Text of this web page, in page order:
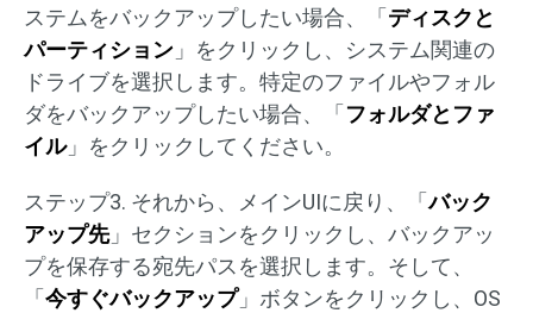
ステムをバックアップしたい場合、「 ディスクと
パーティション 」をクリックし、システム関連の
ドライブを選択します。特定のファイルやフォル
ダをバックアップしたい場合、「 フォルダとファ
イル」をクリックしてください。
ステップ3. それから、メインUIに戻り、「バック
アップ先」セクションをクリックし、バックアッ
プを保存する宛先パスを選択します。そして、
「 今すぐバックアップ」ボタンをクリックし、OS